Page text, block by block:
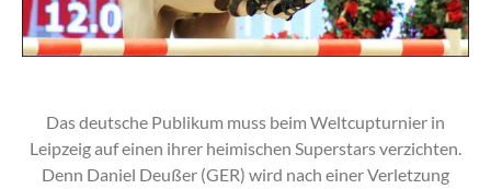
Das deutsche Publikum muss beim Weltcupturnier in
Leipzeig auf einen ihrer heimischen Superstars verzichten.
Denn Daniel Deußer (GER) wird nach einer Verletzung